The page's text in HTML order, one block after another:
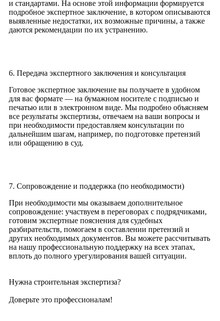
и стандартами. На основе этой информации формируется
подробное экспертное заключение, в котором описываются
выявленные недостатки, их возможные причины, а также
даются рекомендации по их устранению.
6. Передача экспертного заключения и консультация
Готовое экспертное заключение вы получаете в удобном
для вас формате — на бумажном носителе с подписью и
печатью или в электронном виде. Мы подробно объясняем
все результаты экспертизы, отвечаем на ваши вопросы и
при необходимости предоставляем консультации по
дальнейшим шагам, например, по подготовке претензий
или обращению в суд.
7. Сопровождение и поддержка (по необходимости)
При необходимости мы оказываем дополнительное
сопровождение: участвуем в переговорах с подрядчиками,
готовим экспертные пояснения для судебных
разбирательств, помогаем в составлении претензий и
других необходимых документов. Вы можете рассчитывать
на нашу профессиональную поддержку на всех этапах,
вплоть до полного урегулирования вашей ситуации.
Нужна строительная экспертиза?
Доверьте это профессионалам!